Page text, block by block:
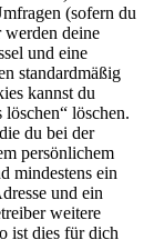
(sofern du
werden deine
und eine
standardmäßig
kannst du
löschen.
du bei der
persönlichem
mindestens ein
und ein
weitere
ist dies für dich